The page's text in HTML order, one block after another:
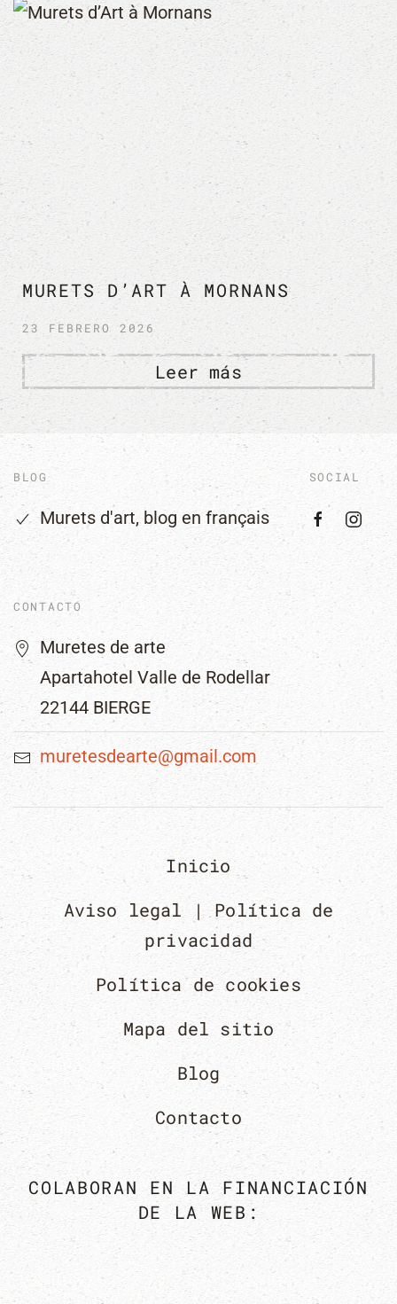
MURETS D’ART À MORNANS
23 FEBRERO 2026
Leer más
CONTACTO
Muretes de arte
Apartahotel Valle de Rodellar
22144 BIERGE
muretesdearte@gmail.com
BLOG
Murets d'art, blog en français
SOCIAL
Inicio
Aviso legal | Política de
privacidad
Política de cookies
Mapa del sitio
Blog
Contacto
COLABORAN EN LA FINANCIACIÓN
DE LA WEB: